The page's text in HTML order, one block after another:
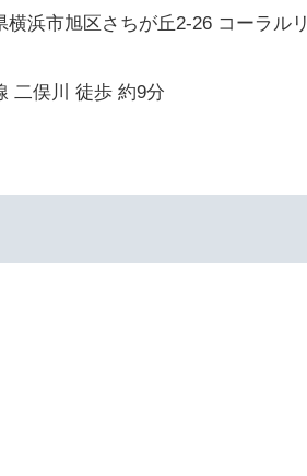
横浜市旭区さちが丘2-26 コーラルリ
二俣川 徒歩 約9分